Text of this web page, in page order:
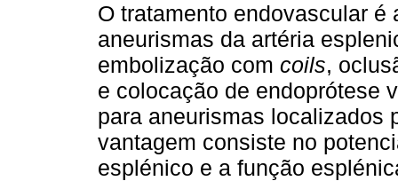
O tratamento endovascular
aneurismas da artéria
embolização com coils,
e colocação de endoprótese
para aneurismas localizados
vantagem consiste no
esplénico e a função